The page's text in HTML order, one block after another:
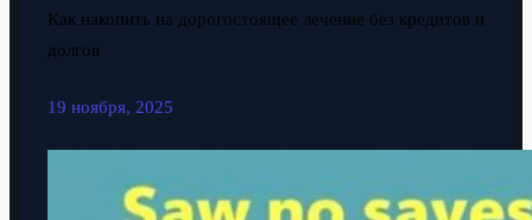
Как накопить на дорогостоящее лечение без кредитов и
долгов
19 ноября, 2025